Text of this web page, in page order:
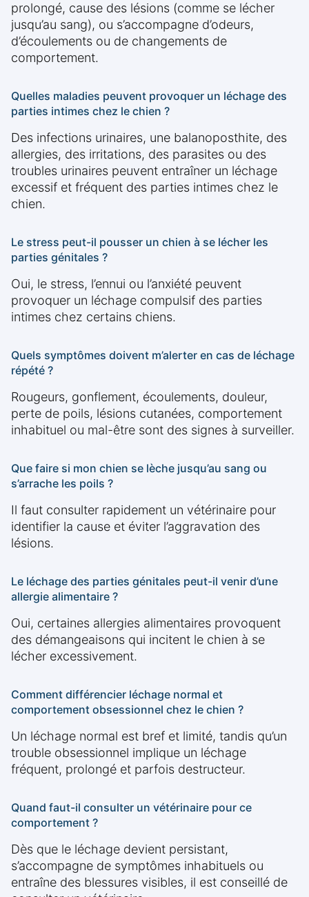
prolongé, cause des lésions (comme se lécher
jusqu’au sang), ou s’accompagne d’odeurs,
d’écoulements ou de changements de
comportement.
Quelles maladies peuvent provoquer un léchage des
parties intimes chez le chien ?
Des infections urinaires, une balanoposthite, des
allergies, des irritations, des parasites ou des
troubles urinaires peuvent entraîner un léchage
excessif et fréquent des parties intimes chez le
chien.
Le stress peut-il pousser un chien à se lécher les
parties génitales ?
Oui, le stress, l’ennui ou l’anxiété peuvent
provoquer un léchage compulsif des parties
intimes chez certains chiens.
Quels symptômes doivent m’alerter en cas de léchage
répété ?
Rougeurs, gonflement, écoulements, douleur,
perte de poils, lésions cutanées, comportement
inhabituel ou mal-être sont des signes à surveiller.
Que faire si mon chien se lèche jusqu’au sang ou
s’arrache les poils ?
Il faut consulter rapidement un vétérinaire pour
identifier la cause et éviter l’aggravation des
lésions.
Le léchage des parties génitales peut-il venir d’une
allergie alimentaire ?
Oui, certaines allergies alimentaires provoquent
des démangeaisons qui incitent le chien à se
lécher excessivement.
Comment différencier léchage normal et
comportement obsessionnel chez le chien ?
Un léchage normal est bref et limité, tandis qu’un
trouble obsessionnel implique un léchage
fréquent, prolongé et parfois destructeur.
Quand faut-il consulter un vétérinaire pour ce
comportement ?
Dès que le léchage devient persistant,
s’accompagne de symptômes inhabituels ou
entraîne des blessures visibles, il est conseillé de